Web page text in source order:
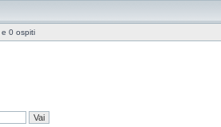
e 0 ospiti